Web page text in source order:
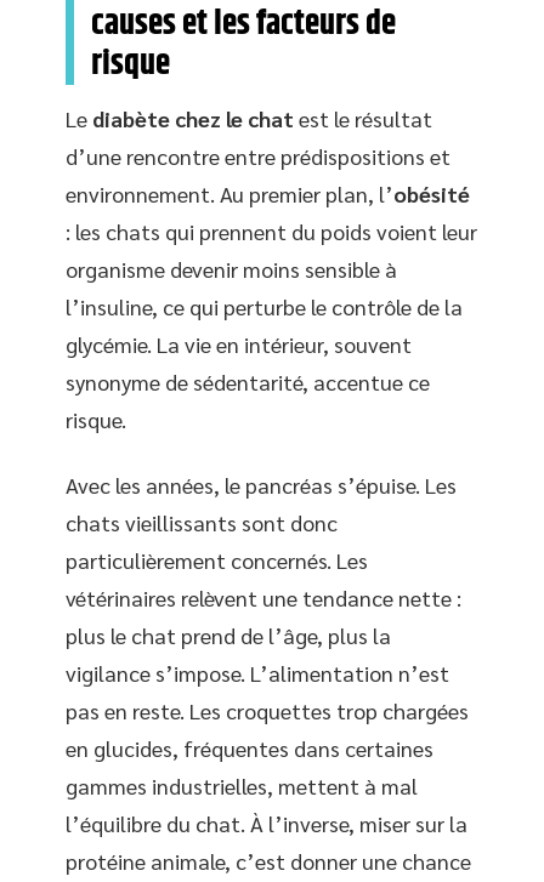
causes et les facteurs de
risque
Le diabète chez le chat est le résultat
d’une rencontre entre prédispositions et
environnement. Au premier plan, l’obésité
: les chats qui prennent du poids voient leur
organisme devenir moins sensible à
l’insuline, ce qui perturbe le contrôle de la
glycémie. La vie en intérieur, souvent
synonyme de sédentarité, accentue ce
risque.
Avec les années, le pancréas s’épuise. Les
chats vieillissants sont donc
particulièrement concernés. Les
vétérinaires relèvent une tendance nette :
plus le chat prend de l’âge, plus la
vigilance s’impose. L’alimentation n’est
pas en reste. Les croquettes trop chargées
en glucides, fréquentes dans certaines
gammes industrielles, mettent à mal
l’équilibre du chat. À l’inverse, miser sur la
protéine animale, c’est donner une chance